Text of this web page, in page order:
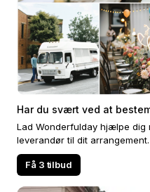
Har du svært ved at
Lad Wonderfulday hjælpe dig
leverandør til dit arrangement.
Få 3 tilbud